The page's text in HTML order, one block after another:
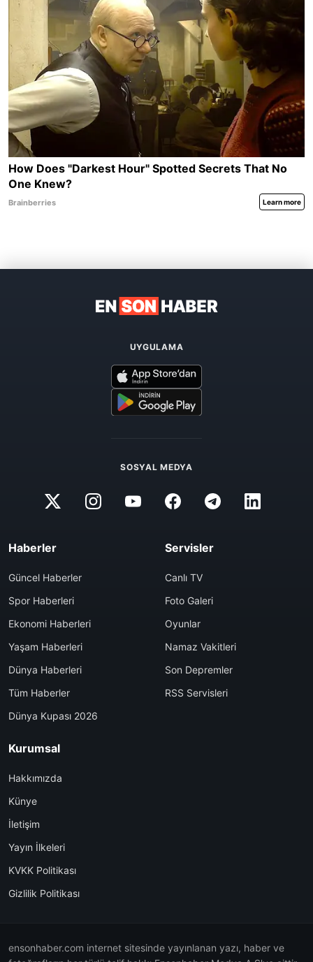
UYGULAMA
SOSYAL MEDYA
Haberler
Güncel Haberler
Spor Haberleri
Ekonomi Haberleri
Yaşam Haberleri
Dünya Haberleri
Tüm Haberler
Dünya Kupası 2026
Servisler
Canlı TV
Foto Galeri
Oyunlar
Namaz Vakitleri
Son Depremler
RSS Servisleri
Kurumsal
Hakkımızda
Künye
İletişim
Yayın İlkeleri
KVKK Politikası
Gizlilik Politikası
ensonhaber.com internet sitesinde yayınlanan yazı, haber ve